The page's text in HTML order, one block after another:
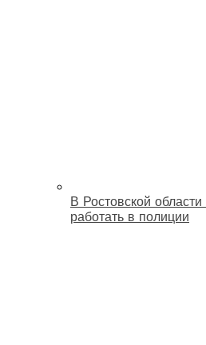
В Ростовской
работать в полиции